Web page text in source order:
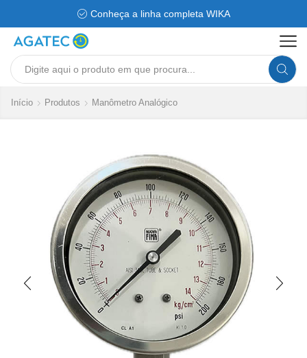
Conheça a linha completa WIKA
Search
Início Produtos Manômetro Analógico